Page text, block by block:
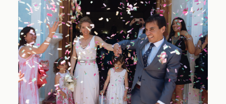
Portfolio
Blog
Contacto